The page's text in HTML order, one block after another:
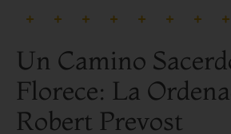
Un Camino
Florece: La
Robert Prevost